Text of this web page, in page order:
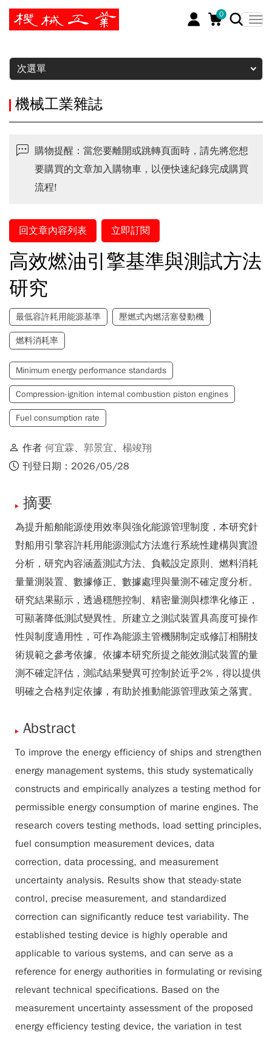
0
暫停
次選單
機械工業雜誌
購物提醒：當您要離開或跳轉頁面時，請先將您想
要購買的文章加入購物車，以便快速紀錄完成購買
流程!
回文章內容列表 立即訂閱
高效燃油引擎基準與測試方法
研究
最低容許耗用能源基準 壓燃式內燃活塞發動機
燃料消耗率
Minimum energy performance standards
Compression-ignition internal combustion piston engines
Fuel consumption rate
作者 何宜霖、 郭景宜、 楊竣翔
刊登日期：2026/05/28
摘要
為提升船舶能源使用效率與強化能源管理制度，本研究針
對船用引擎容許耗用能源測試方法進行系統性建構與實證
分析，研究內容涵蓋測試方法、負載設定原則、燃料消耗
量量測裝置、數據修正、數據處理與量測不確定度分析。
研究結果顯示，透過穩態控制、精密量測與標準化修正，
可顯著降低測試變異性。所建立之測試裝置具高度可操作
性與制度適用性，可作為能源主管機關制定或修訂相關技
術規範之參考依據。依據本研究所提之能效測試裝置的量
測不確定評估，測試結果變異可控制於近乎2%，得以提供
明確之合格判定依據，有助於推動能源管理政策之落實。
Abstract
To improve the energy efficiency of ships and strengthen
energy management systems, this study systematically
constructs and empirically analyzes a testing method for
permissible energy consumption of marine engines. The
research covers testing methods, load setting principles,
fuel consumption measurement devices, data
correction, data processing, and measurement
uncertainty analysis. Results show that steady-state
control, precise measurement, and standardized
correction can significantly reduce test variability. The
established testing device is highly operable and
applicable to various systems, and can serve as a
reference for energy authorities in formulating or revising
relevant technical specifications. Based on the
measurement uncertainty assessment of the proposed
energy efficiency testing device, the variation in test